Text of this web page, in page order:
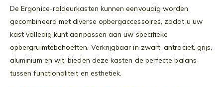
De Ergonice-roldeurkasten kunnen eenvoudig worden
gecombineerd met diverse opbergaccessoires, zodat u uw
kast volledig kunt aanpassen aan uw specifieke
opbergruimtebehoeften. Verkrijgbaar in zwart, antraciet, grijs,
aluminium en wit, bieden deze kasten de perfecte balans
tussen functionaliteit en esthetiek.